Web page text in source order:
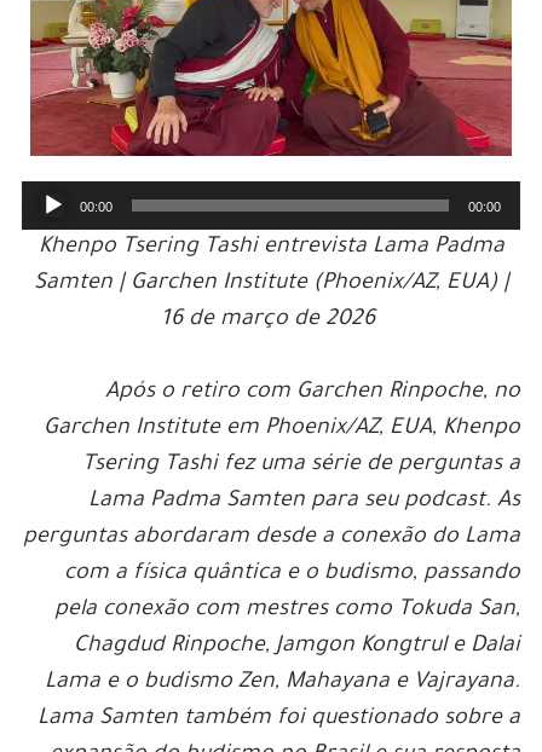
Audio
Player
00:00 00:00
Khenpo Tsering Tashi entrevista Lama Padma
Samten | Garchen Institute (Phoenix/AZ, EUA) |
16 de março de 2026
Após o retiro com Garchen Rinpoche, no
Garchen Institute em Phoenix/AZ, EUA, Khenpo
Tsering Tashi fez uma série de perguntas a
Lama Padma Samten para seu podcast. As
perguntas abordaram desde a conexão do Lama
com a física quântica e o budismo, passando
pela conexão com mestres como Tokuda San,
Chagdud Rinpoche, Jamgon Kongtrul e Dalai
Lama e o budismo Zen, Mahayana e Vajrayana.
Lama Samten também foi questionado sobre a